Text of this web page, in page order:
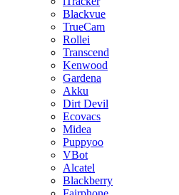
Blackvue
TrueCam
Rollei
Transcend
Kenwood
Gardena
Akku
Dirt Devil
Ecovacs
Midea
Puppyoo
VBot
Alcatel
Blackberry